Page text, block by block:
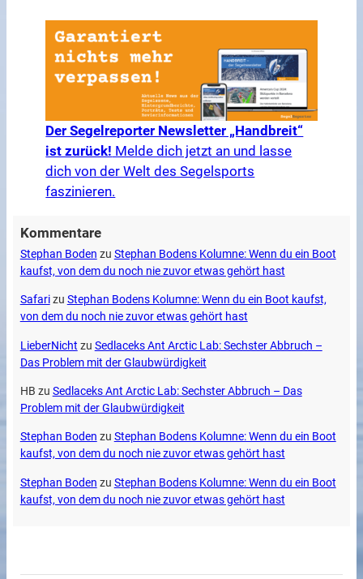
Der Segelreporter Newsletter „Handbreit“
ist zurück! Melde dich jetzt an und lasse
dich von der Welt des Segelsports
faszinieren.
Kommentare
Stephan Boden zu Stephan Bodens Kolumne: Wenn du ein Boot
kaufst, von dem du noch nie zuvor etwas gehört hast
Safarizu Stephan Bodens Kolumne: Wenn du ein Boot kaufst,
von dem du noch nie zuvor etwas gehört hast
LieberNicht zu Sedlaceks Ant Arctic Lab: Sechster Abbruch –
Das Problem mit der Glaubwürdigkeit
HB zu Sedlaceks Ant Arctic Lab: Sechster Abbruch – Das
Problem mit der Glaubwürdigkeit
Stephan Boden zu Stephan Bodens Kolumne: Wenn du ein Boot
kaufst, von dem du noch nie zuvor etwas gehört hast
Stephan Boden zu Stephan Bodens Kolumne: Wenn du ein Boot
kaufst, von dem du noch nie zuvor etwas gehört hast